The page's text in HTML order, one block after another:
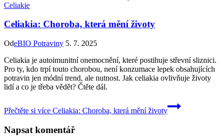
Celiakie
Celiakia: Choroba, která mění životy
OdeBIO Potraviny 5. 7. 2025
Celiakia je autoimunitní onemocnění, které postihuje střevní sliznici.
Pro ty, kdo trpí touto chorobou, není konzumace lepek obsahujících
potravin jen módní trend, ale nutnost. Jak celiakia ovlivňuje životy
lidí a co je třeba vědět? Čtěte dál.
Přečtěte si více Celiakia: Choroba, která mění životy
Napsat komentář